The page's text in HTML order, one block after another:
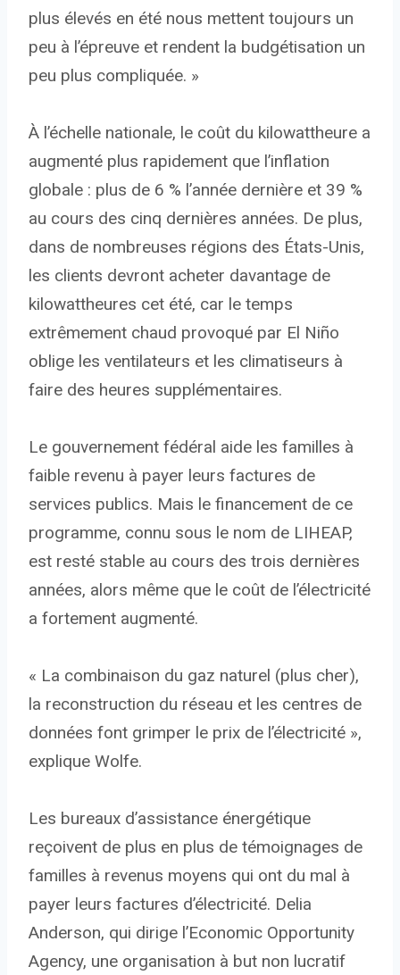
plus élevés en été nous mettent toujours un
peu à l’épreuve et rendent la budgétisation un
peu plus compliquée. »
À l’échelle nationale, le coût du kilowattheure a
augmenté plus rapidement que l’inflation
globale : plus de 6 % l’année dernière et 39 %
au cours des cinq dernières années. De plus,
dans de nombreuses régions des États-Unis,
les clients devront acheter davantage de
kilowattheures cet été, car le temps
extrêmement chaud provoqué par El Niño
oblige les ventilateurs et les climatiseurs à
faire des heures supplémentaires.
Le gouvernement fédéral aide les familles à
faible revenu à payer leurs factures de
services publics. Mais le financement de ce
programme, connu sous le nom de LIHEAP,
est resté stable au cours des trois dernières
années, alors même que le coût de l’électricité
a fortement augmenté.
« La combinaison du gaz naturel (plus cher),
la reconstruction du réseau et les centres de
données font grimper le prix de l’électricité »,
explique Wolfe.
Les bureaux d’assistance énergétique
reçoivent de plus en plus de témoignages de
familles à revenus moyens qui ont du mal à
payer leurs factures d’électricité. Delia
Anderson, qui dirige l’Economic Opportunity
Agency, une organisation à but non lucratif